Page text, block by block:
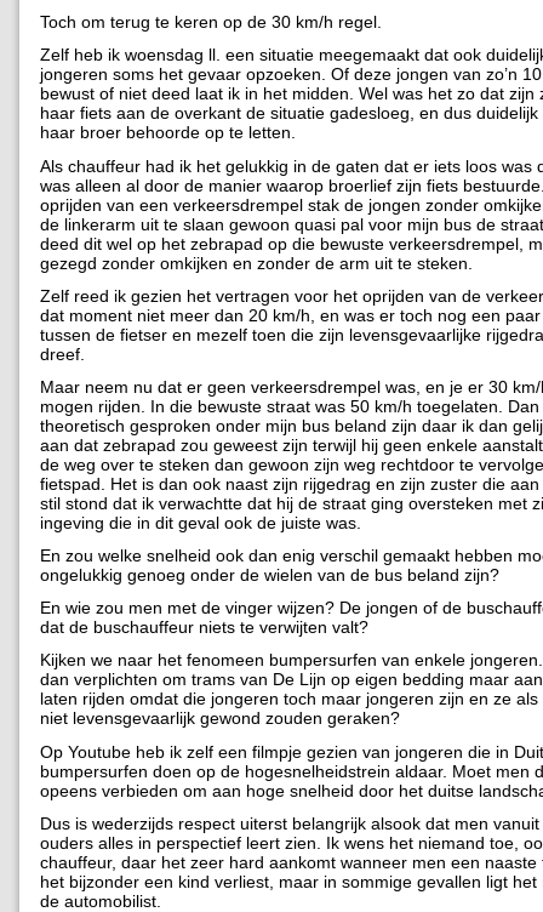
Toch om terug te keren op de 30 km/h regel.
Zelf heb ik woensdag ll. een situatie meegemaakt dat ook
jongeren soms het gevaar opzoeken. Of deze jongen van zo’n
bewust of niet deed laat ik in het midden. Wel was het zo dat zijn
haar fiets aan de overkant de situatie gadesloeg, en dus
haar broer behoorde op te letten.
Als chauffeur had ik het gelukkig in de gaten dat er iets loos was
was alleen al door de manier waarop broerlief zijn fiets
oprijden van een verkeersdrempel stak de jongen zonder
de linkerarm uit te slaan gewoon quasi pal voor mijn bus de
deed dit wel op het zebrapad op die bewuste verkeersdrempel,
gezegd zonder omkijken en zonder de arm uit te steken.
Zelf reed ik gezien het vertragen voor het oprijden van de
dat moment niet meer dan 20 km/h, en was er toch nog een
tussen de fietser en mezelf toen die zijn levensgevaarlijke
dreef.
Maar neem nu dat er geen verkeersdrempel was, en je er 30
mogen rijden. In die bewuste straat was 50 km/h toegelaten.
theoretisch gesproken onder mijn bus beland zijn daar ik dan
aan dat zebrapad zou geweest zijn terwijl hij geen enkele
de weg over te steken dan gewoon zijn weg rechtdoor te
fietspad. Het is dan ook naast zijn rijgedrag en zijn zuster die
stil stond dat ik verwachtte dat hij de straat ging oversteken met
ingeving die in dit geval ook de juiste was.
En zou welke snelheid ook dan enig verschil gemaakt hebben
ongelukkig genoeg onder de wielen van de bus beland zijn?
En wie zou men met de vinger wijzen? De jongen of de
dat de buschauffeur niets te verwijten valt?
Kijken we naar het fenomeen bumpersurfen van enkele
dan verplichten om trams van De Lijn op eigen bedding maar
laten rijden omdat die jongeren toch maar jongeren zijn en ze
niet levensgevaarlijk gewond zouden geraken?
Op Youtube heb ik zelf een filmpje gezien van jongeren die in
bumpersurfen doen op de hogesnelheidstrein aldaar. Moet men
opeens verbieden om aan hoge snelheid door het duitse
Dus is wederzijds respect uiterst belangrijk alsook dat men
ouders alles in perspectief leert zien. Ik wens het niemand toe,
chauffeur, daar het zeer hard aankomt wanneer men een naaste
het bijzonder een kind verliest, maar in sommige gevallen ligt het
de automobilist.